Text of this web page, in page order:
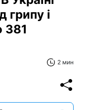
грипу і
381
2 мин